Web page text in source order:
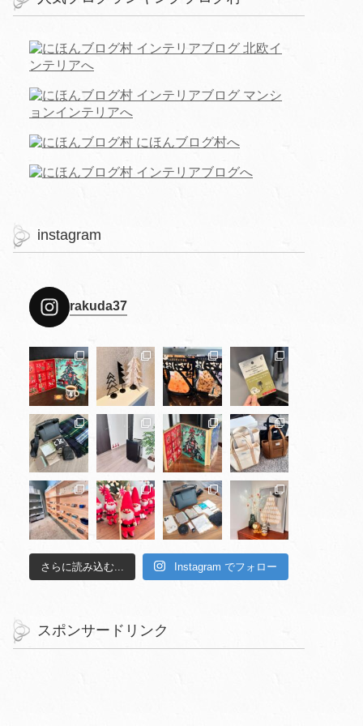
instagram
rakuda37
さらに読み込む... Instagram でフォロー
スポンサードリンク